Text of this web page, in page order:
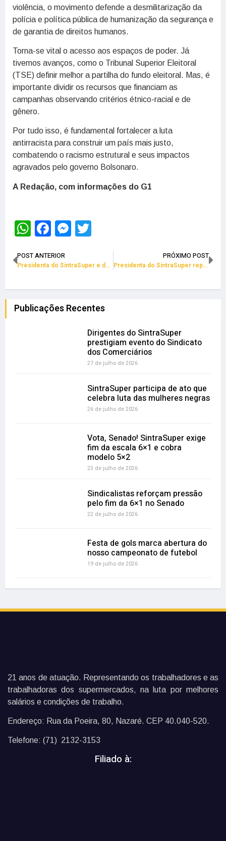
violência, o movimento defende a desmilitarização da
polícia e política pública de humanização da segurança e
de garantia de direitos humanos.
Torna-se vital o acesso aos espaços de poder. Já
tivemos avanços, como o Tribunal Superior Eleitoral
(TSE) definir melhor a partilha do fundo eleitoral. Mas, é
importante dividir os recursos que financiam as
campanhas observando critérios étnico-racial e de
gênero.
Por tudo isso, é fundamental fortalecer a luta
antirracista para construir um país mais justo,
combatendo o racismo estrutural e seus impactos
agravados pelo governo Bolsonaro.
A Redação, com informações do G1
WhatsApp
Facebook
Messenger
POST ANTERIOR
Presidenta do SintraSuper e da CTB Bahia repudia agressão a vereadora
PRÓXIMO POST
Presidenta do SintraSuper repudia golpe do governo contra FGTS
Publicações Recentes
Dirigentes do SintraSuper
prestigiam evento do Sindicato
dos Comerciários
27 de julho de 2026
SintraSuper participa de ato que
celebra luta das mulheres negras
26 de julho de 2026
Vota, Senado! SintraSuper exige
fim da escala 6×1 e cobra
modelo 5×2
23 de julho de 2026
Sindicalistas reforçam pressão
pelo fim da 6×1 no Senado
22 de julho de 2026
Festa de gols marca abertura do
nosso campeonato de futebol
19 de julho de 2026
21 anos de atuação. Representando os trabalhadores e as
trabalhadoras dos supermercados, na luta por melhores
salários e condições de trabalho.
Endereço: Rua da Poeira, 80, Nazaré. CEP 40.040-520.
Telefone: (71) 2132-3153
Filiado à: